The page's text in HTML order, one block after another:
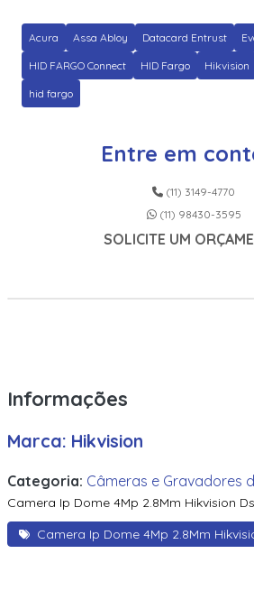
Acura Assa Abloy Datacard Entrust
HID FARGO Connect HID Fargo Hikvision
hid fargo
Entre em
(11) 3149-4770
(11) 98430-3595
SOLICITE UM
Informações
Marca: Hikvision
Categoria: Câmeras e Gravadores
Camera Ip Dome 4Mp 2.8Mm Hikvision
Camera Ip Dome 4Mp 2.8Mm